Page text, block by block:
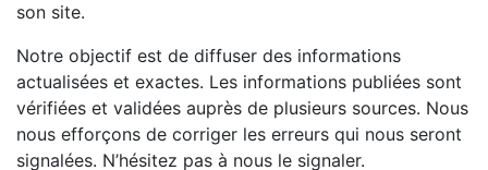
son site.
Notre objectif est de diffuser des informations
actualisées et exactes. Les informations publiées sont
vérifiées et validées auprès de plusieurs sources. Nous
nous efforçons de corriger les erreurs qui nous seront
signalées. N’hésitez pas à nous le signaler.